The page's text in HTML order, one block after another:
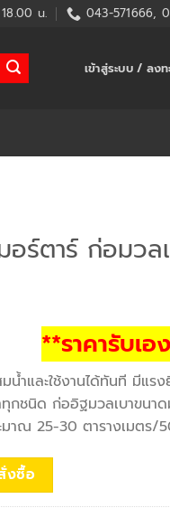
น. 043-571666,
เข้าสู่ระบบ / ลงท
อร์ตาร์ ก่อมวล
**ราคารับเอ
น้ำและใช้งานได้ทันที มีแร
กชนิด ก่ออิฐมวลเบาขนา
มาณ 25-30 ตารางเมตร/
งซื้อ